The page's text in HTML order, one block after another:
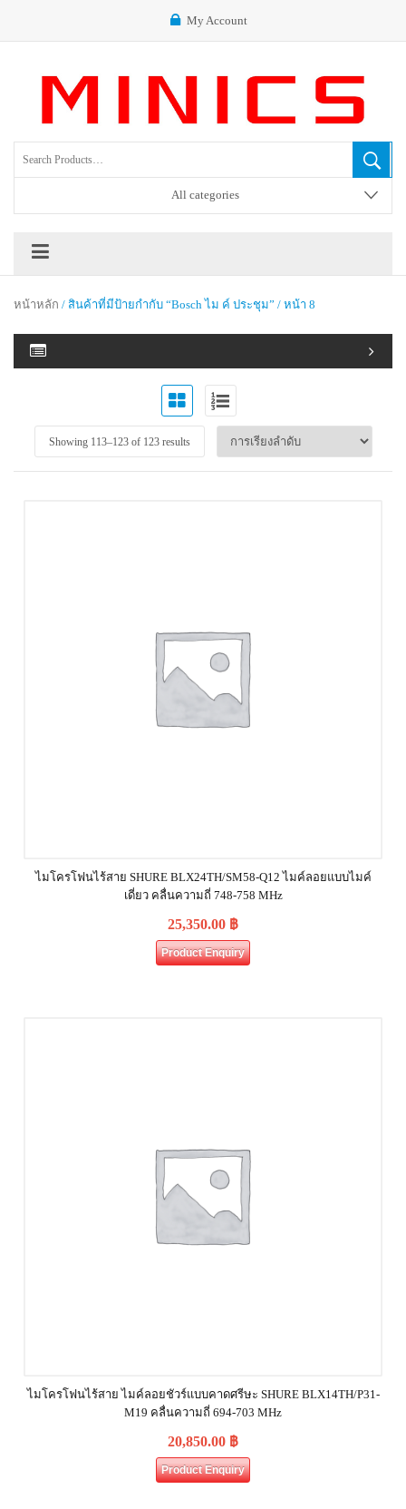
My Account
All categories
หน้าหลัก / สินค้าที่มีป้ายกำกับ “bosch ไม ค์ ประชุม” / หน้า 8
Showing 113–123of 123 results
ไมโครโฟนไร้สาย SHURE BLX24TH/SM58-Q12 ไมค์ลอยแบบไมค์
เดี่ยว คลื่นความถี่ 748-758 MHz
25,350.00 ฿
Product Enquiry
ไมโครโฟนไร้สาย ไมค์ลอยชัวร์แบบคาดศรีษะ SHURE BLX14TH/P31-
M19 คลื่นความถี่ 694-703 MHz
20,850.00 ฿
Product Enquiry